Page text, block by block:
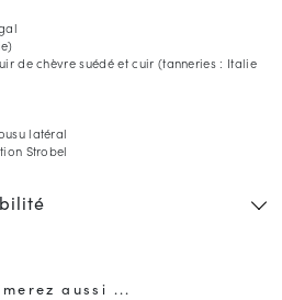
de chèvre suédé et cuir (tanneries : Italie
latéral
Strobel
aussi ...